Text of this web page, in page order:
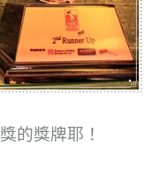
的獎牌耶！